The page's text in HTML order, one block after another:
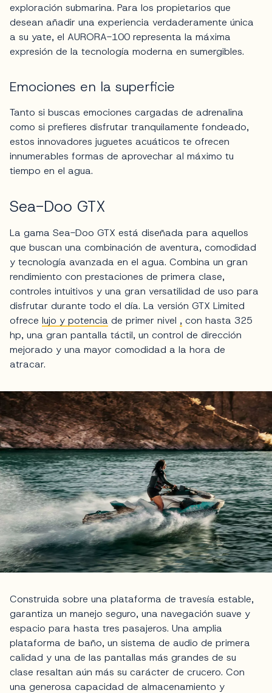
exploración submarina. Para los propietarios que
desean añadir una experiencia verdaderamente única
a su yate, el AURORA-100 representa la máxima
expresión de la tecnología moderna en sumergibles.
Emociones en la superficie
Tanto si buscas emociones cargadas de adrenalina
como si prefieres disfrutar tranquilamente fondeado,
estos innovadores juguetes acuáticos te ofrecen
innumerables formas de aprovechar al máximo tu
tiempo en el agua.
Sea-Doo GTX
La gama Sea-Doo GTX está diseñada para aquellos
que buscan una combinación de aventura, comodidad
y tecnología avanzada en el agua. Combina un gran
rendimiento con prestaciones de primera clase,
controles intuitivos y una gran versatilidad de uso para
disfrutar durante todo el día. La versión GTX Limited
ofrece lujo y potencia de primer nivel , con hasta 325
hp, una gran pantalla táctil, un control de dirección
mejorado y una mayor comodidad a la hora de
atracar.
Construida sobre una plataforma de travesía estable,
garantiza un manejo seguro, una navegación suave y
espacio para hasta tres pasajeros. Una amplia
plataforma de baño, un sistema de audio de primera
calidad y una de las pantallas más grandes de su
clase resaltan aún más su carácter de crucero. Con
una generosa capacidad de almacenamiento y